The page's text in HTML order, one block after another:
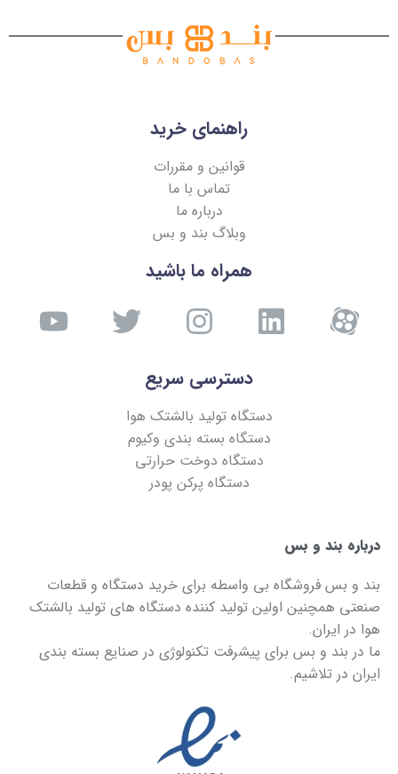
راهنمای خرید
قوانین و مقررات
تماس با ما
درباره ما
وبلاگ بند و بس
همراه ما باشید
دسترسی سریع
دستگاه تولید بالشتک هوا
دستگاه بسته بندی وکیوم
دستگاه دوخت حرارتی
دستگاه پرکن پودر
درباره بند و بس
بند و بس فروشگاه بی واسطه برای خرید دستگاه و قطعات
صنعتی همچنین اولین تولید کننده دستگاه های تولید بالشتک
هوا در ایران.
ما در بند و بس برای پیشرفت تکنولوژی در صنایع بسته بندی
ایران در تلاشیم.